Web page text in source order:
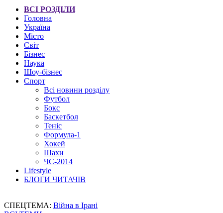
ВСІ РОЗДІЛИ
Головна
Україна
Місто
Світ
Бізнес
Наука
Шоу-бізнес
Спорт
Всі новини розділу
Футбол
Бокс
Баскетбол
Теніс
Формула-1
Хокей
Шахи
ЧС-2014
Lifestyle
БЛОГИ ЧИТАЧІВ
СПЕЦТЕМА: Війна в Ірані